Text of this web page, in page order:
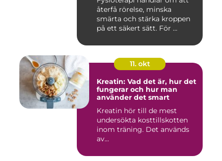
återfå rörelse, minska
smärta och stärka kroppen
på ett säkert sätt. För ...
11. okt
Kreatin: Vad det är, hur det
fungerar och hur man
använder det smart
Kreatin hör till de mest
undersökta kosttillskotten
inom träning. Det används
av...